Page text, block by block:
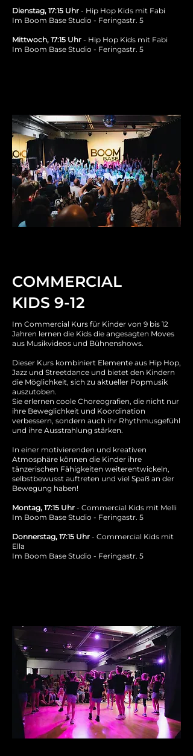
Dienstag, 17:15 Uhr - Hip Hop Kids mit Fabi
Im Boom Base Studio - Feringastr. 5
Mittwoch, 17:15 Uhr - Hip Hop Kids mit Fabi
Im Boom Base Studio - Feringastr. 5​
COMMERCIAL
KIDS 9-12
Im Commercial Kurs für Kinder von 9 bis 12
Jahren lernen die Kids die angesagten Moves
aus Musikvideos und Bühnenshows.
Dieser Kurs kombiniert Elemente aus Hip Hop,
Jazz und Streetdance und bietet den Kindern
die Möglichkeit, sich zu aktueller Popmusik
auszutoben.
Sie erlernen coole Choreografien, die nicht nur
ihre Beweglichkeit und Koordination
verbessern, sondern auch ihr Rhythmusgefühl
und ihre Ausstrahlung stärken.
In einer motivierenden und kreativen
Atmosphäre können die Kinder ihre
tänzerischen Fähigkeiten weiterentwickeln,
selbstbewusst auftreten und viel Spaß an der
Bewegung haben!
Montag, 17:15 Uhr - Commercial Kids mit Melli
Im Boom Base Studio - Feringastr. 5
Donnerstag, 17:15 Uhr - Commercial Kids mit
Ella
Im Boom Base Studio - Feringastr. 5